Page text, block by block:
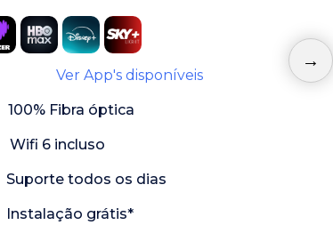
Ver App's disponíveis
100% Fibra óptica
Wifi 6 incluso
Suporte todos os dias
Instalação grátis*